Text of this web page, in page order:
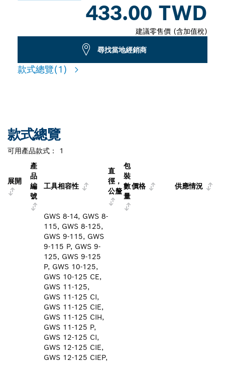
433.00 TWD
建議零售價 (含加值稅)
尋找當地經銷商
款式總覽(1)
款式總覽
可用產品款式： 1
展開
產
品
編
號
工具相容性
直
徑，
公釐
包
裝
數
量
價格 供應情況
GWS 8-14, GWS 8-
115, GWS 8-125,
GWS 9-115, GWS
9-115 P, GWS 9-
125, GWS 9-125
P, GWS 10-125,
GWS 10-125 CE,
GWS 11-125,
GWS 11-125 CI,
GWS 11-125 CIE,
GWS 11-125 CIH,
GWS 11-125 P,
GWS 12-125 CI,
GWS 12-125 CIE,
GWS 12-125 CIEP,